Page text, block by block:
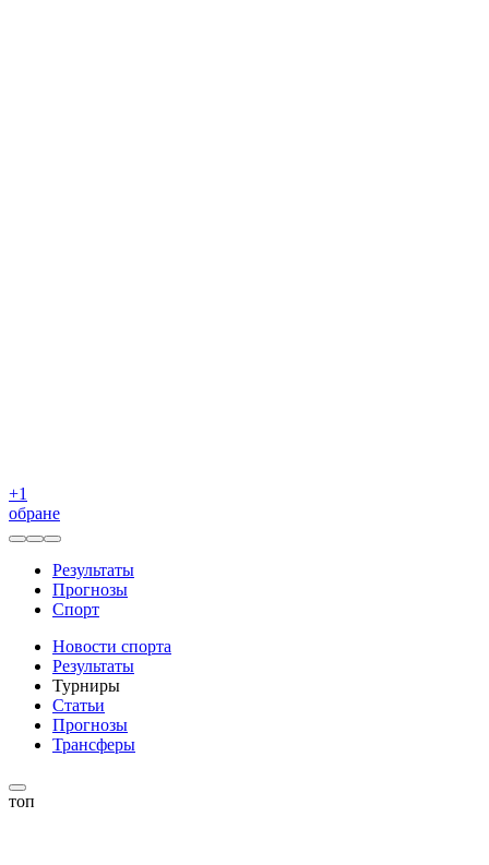
+1
обране
Результаты
Прогнозы
Спорт
Новости спорта
Результаты
Турниры
Статьи
Прогнозы
Трансферы
топ